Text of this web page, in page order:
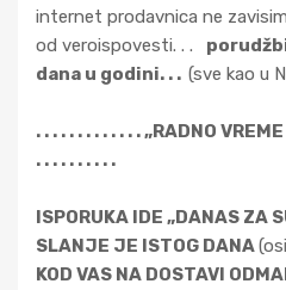
internet prodavnica ne
od veroispovesti. . .
dana u godini. . . (sve kao u
. . . . . . . . . . . . . „RADNO
. . . . . . . . . .
ISPORUKA IDE „DANAS ZA
SLANJE JE ISTOG DANA
KOD VAS NA DOSTAVI